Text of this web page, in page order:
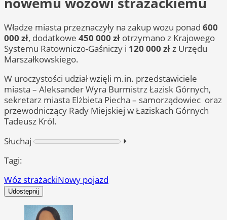
Władze miasta przeznaczyły na zakup wozu ponad 600
000 zł, dodatkowe 450 000 zł otrzymano z Krajowego
Systemu Ratowniczo-Gaśniczy i 120 000 złz Urzędu
Marszałkowskiego.
W uroczystości udział wzięli m.in. przedstawiciele
miasta – Aleksander Wyra Burmistrz Łazisk Górnych,
sekretarz miasta Elżbieta Piecha – samorządowiec oraz
przewodniczący Rady Miejskiej w Łaziskach Górnych
Tadeusz Król.
Słuchaj
⏵︎
Tagi:
Wóz strażackiNowy pojazd
Udostępnij